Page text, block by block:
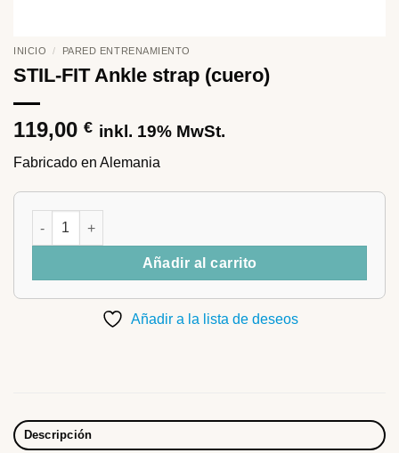
INICIO / PARED ENTRENAMIENTO
STIL-FIT Ankle strap (cuero)
119,00 € inkl. 19% MwSt.
Fabricado en Alemania
STIL-FIT Ankle strap (cuero) cantidad
Añadir al carrito
Añadir a la lista de deseos
Descripción